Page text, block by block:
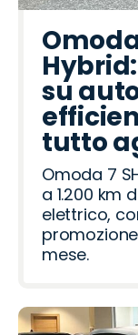
su
tutto
Omoda 7
a 1.200 km
elettrico,
mese.